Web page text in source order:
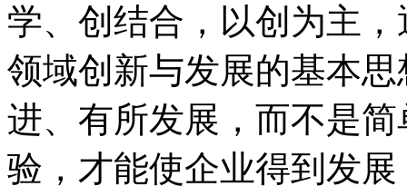
学、创结合，以创为主
领域创新与发展的基本
进、有所发展，而不是
验，才能使企业得到发